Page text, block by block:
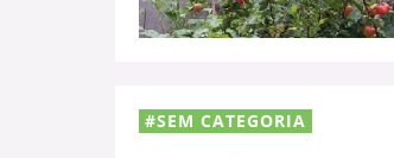
SEM CATEGORIA